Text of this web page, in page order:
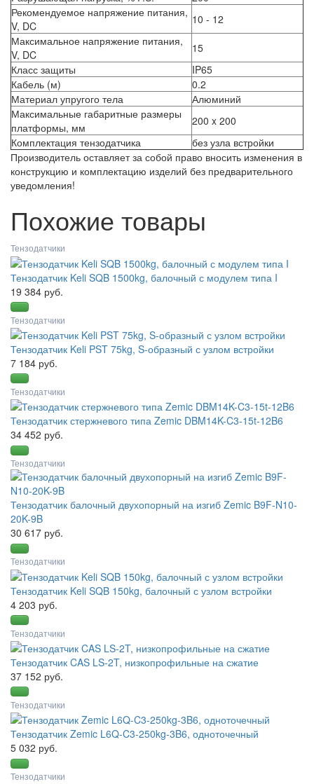
Рекомендуемое напряжение питания,
V, DC
10 - 12
Максимальное напряжение питания,
V, DC
15
Класс защиты
IP65
Кабель (м)
0.2
Материал упругого тела
Алюминий
Максимальные габаритные размеры
платформы, мм
200 x 200
Комплектация тензодатчика
без узла встройки
Производитель оставляет за собой право вносить изменения в
конструкцию и комплектацию изделий без предварительного
уведомления!
Похожие товары
Тензодатчики
Тензодатчик Keli SQB 1500kg, балочный с модулем типа I
19 384 руб.
Тензодатчики
Тензодатчик Keli PST 75kg, S-образный с узлом встройки
7 184 руб.
Тензодатчики
Тензодатчик стержневого типа Zemic DBM14K-C3-15t-12B6
34 452 руб.
Тензодатчики
Тензодатчик балочный двухопорный на изгиб Zemic B9F-N10-
20K-9B
30 617 руб.
Тензодатчики
Тензодатчик Keli SQB 150kg, балочный с узлом встройки
4 203 руб.
Тензодатчики
Тензодатчик CAS LS-2T, низкопрофильные на сжатие
37 152 руб.
Тензодатчики
Тензодатчик Zemic L6Q-C3-250kg-3B6, одноточечный
5 032 руб.
Тензодатчики